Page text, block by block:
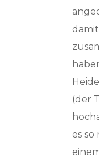
(der
es